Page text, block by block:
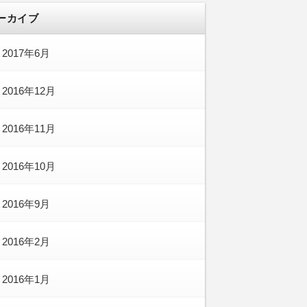
カイブ
2017年6月
2016年12月
2016年11月
2016年10月
2016年9月
2016年2月
2016年1月